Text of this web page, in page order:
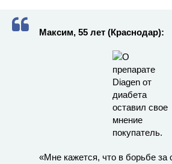
Максим, 55 лет (Краснодар):
«Мне кажется, что в борьбе за